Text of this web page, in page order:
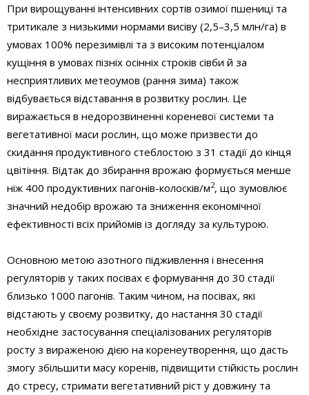
При вирощуванні інтенсивних сортів озимої пшениці та
тритикале з низькими нормами висіву (2,5–3,5 млн/га) в
умовах 100% перезимівлі та з високим потенціалом
кущіння в умовах пізніх осінніх строків сівби й за
несприятливих метеоумов (рання зима) також
відбувається відставання в розвитку рослин. Це
виражається в недорозвиненні кореневої системи та
вегетативної маси рослин, що може призвести до
скидання продуктивного стеблостою з 31 стадії до кінця
цвітіння. Відтак до збирання врожаю формується менше
ніж 400 продуктивних пагонів-колосків/м2, що зумовлює
значний недобір врожаю та зниження економічної
ефективності всіх прийомів із догляду за культурою.
Основною метою азотного підживлення і внесення
регуляторів у таких посівах є формування до 30 стадії
близько 1000 пагонів. Таким чином, на посівах, які
відстають у своєму розвитку, до настання 30 стадії
необхідне застосування спеціалізованих регуляторів
росту з вираженою дією на коренеутворення, що дасть
змогу збільшити масу коренів, підвищити стійкість рослин
до стресу, стримати вегетативний ріст у довжину та